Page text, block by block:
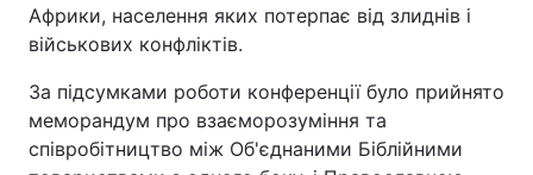
Африки, населення яких потерпає від злиднів і
військових конфліктів.
За підсумками роботи конференції було прийнято
меморандум про взаєморозуміння та
співробітництво між Об'єднаними Біблійними